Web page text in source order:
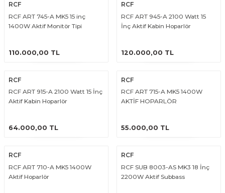
RCF
RCF ART 745-A MK5 15 inç
1400W Aktif Monitör Tipi
110.000,00 TL
RCF
RCF ART 945-A 2100 Watt 15
İnç Aktif Kabin Hoparlör
120.000,00 TL
RCF
RCF ART 915-A 2100 Watt 15 İnç
Aktif Kabin Hoparlör
64.000,00 TL
RCF
RCF ART 715-A MK5 1400W
AKTİF HOPARLÖR
55.000,00 TL
RCF
RCF ART 710-A MK5 1400W
Aktif Hoparlör
RCF
RCF SUB 8003-AS MK3 18 İnç
2200W Aktif Subbass